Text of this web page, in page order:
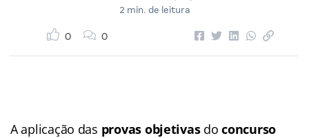
2 min. de leitura
0 0
A aplicação das provas objetivasdoconcurso